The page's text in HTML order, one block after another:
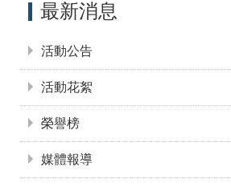
最新消息
活動公告
活動花絮
榮譽榜
媒體報導